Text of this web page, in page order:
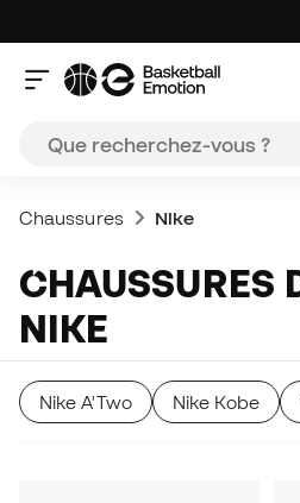
Chaussures Nike
CHAUSSURES DE BASKET
NIKE
Nike A'Two Nike Kobe